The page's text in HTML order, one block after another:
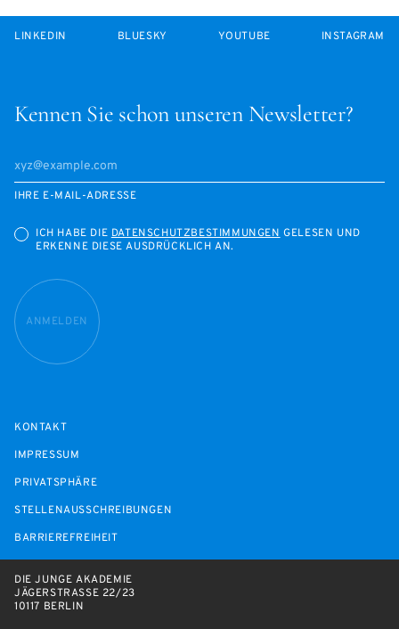
Kennen Sie schon unseren Newsletter?
IHRE E-MAIL-ADRESSE
ICH HABE DIEDATENSCHUTZBESTIMMUNGENGELESEN UND
ERKENNE DIESE AUSDRÜCKLICH AN.
ANMELDEN
LINKEDIN BLUESKY YOUTUBE INSTAGRAM
KONTAKT
IMPRESSUM
PRIVATSPHÄRE
STELLENAUSSCHREIBUNGEN
BARRIEREFREIHEIT
DIE JUNGE AKADEMIE
JÄGERSTRASSE 22/23
10117 BERLIN